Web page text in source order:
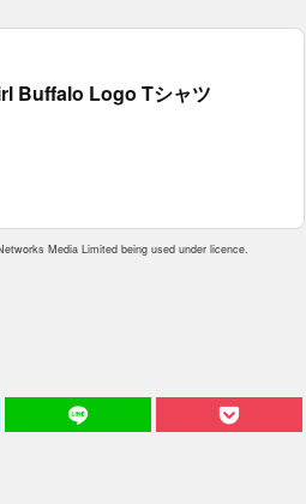
Buffalo Logo Tシャツ
Media Limited being used under licence.